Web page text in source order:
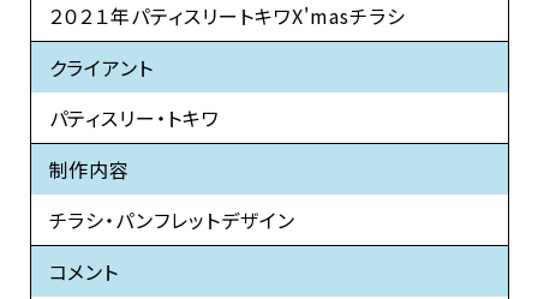
２０２１年パティスリートキワX'masチラシ
クライアント
パティスリー・トキワ
制作内容
チラシ・パンフレットデザイン
コメント